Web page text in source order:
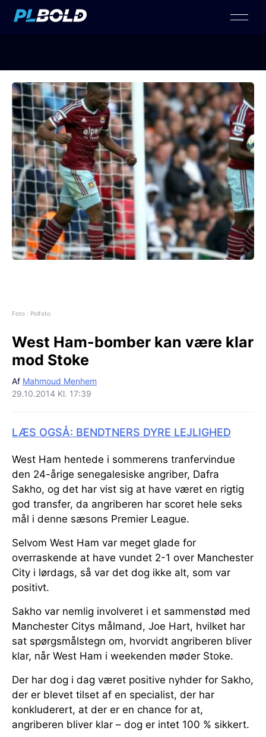
Foto : Polfoto
West Ham-bomber kan være klar
mod Stoke
Af Mahmoud Menhem
29.10.2014 Kl. 17:39
LÆS OGSÅ: BENDTNERS DYRE LEJLIGHED
West Ham hentede i sommerens tranfervindue
den 24-årige senegalesiske angriber, Dafra
Sakho, og det har vist sig at have været en rigtig
god transfer, da angriberen har scoret hele seks
mål i denne sæsons Premier League.
Selvom West Ham var meget glade for
overraskende at have vundet 2-1 over Manchester
City i lørdags, så var det dog ikke alt, som var
positivt.
Sakho var nemlig involveret i et sammenstød med
Manchester Citys målmand, Joe Hart, hvilket har
sat spørgsmålstegn om, hvorvidt angriberen bliver
klar, når West Ham i weekenden møder Stoke.
Der har dog i dag været positive nyhder for Sakho,
der er blevet tilset af en specialist, der har
konkluderert, at der er en chance for at,
angriberen bliver klar – dog er intet 100 % sikkert.